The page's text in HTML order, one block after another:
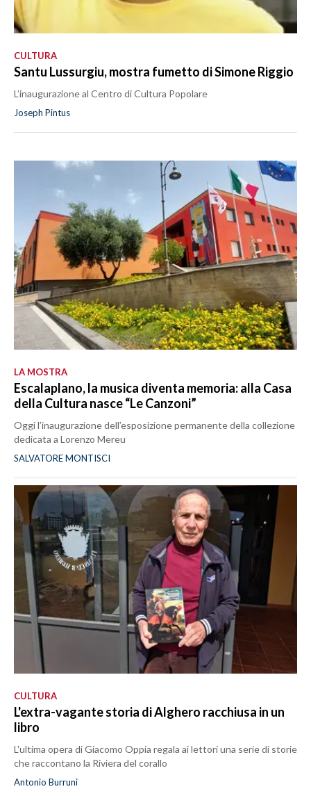
CULTURA
Santu Lussurgiu, mostra fumetto di Simone Riggio
L’inaugurazione al Centro di Cultura Popolare
Joseph Pintus
LA MOSTRA
Escalaplano, la musica diventa memoria: alla Casa
della Cultura nasce “Le Canzoni”
Oggi l’inaugurazione dell’esposizione permanente della collezione
dedicata a Lorenzo Mereu
SALVATORE MONTISCI
CULTURA
L'extra-vagante storia di Alghero racchiusa in un
libro
L'ultima opera di Giacomo Oppia regala ai lettori una serie di storie
che raccontano la Riviera del corallo
Antonio Burruni